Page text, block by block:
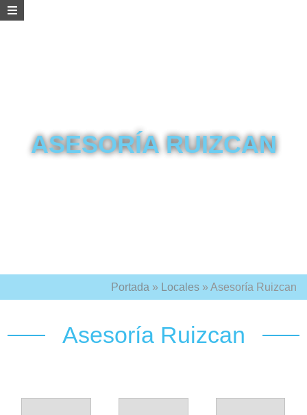
ASESORÍA RUIZCAN
Portada » Locales » Asesoría Ruizcan
Asesoría Ruizcan